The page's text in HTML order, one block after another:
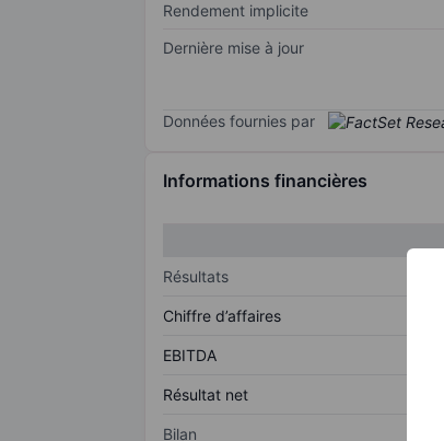
Rendement implicite
Dernière mise à jour
Données fournies par
Informations financières
Résultats
Chiffre d’affaires
EBITDA
Résultat net
Bilan